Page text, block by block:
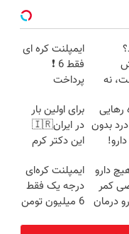
نه
ایمپلنت کره ای
فقط 6 ❗
پرداخت
سود با ضمانت
کتبی📣
رهایی
بدون
برای اولین بار
در ایران🇮🇷
این دکتر کرم
روزه ساخت!
دارو
کمر
درمان
ایمپلنت کره‌ای
درجه یک فقط
6 میلیون تومن